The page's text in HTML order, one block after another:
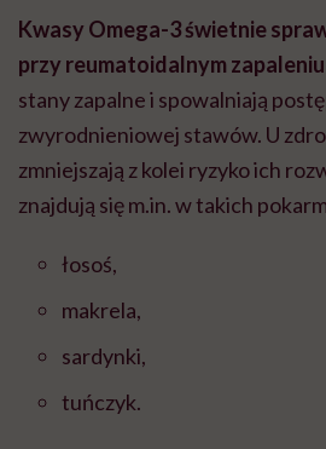
Kwasy Omega-3 świetnie
przy reumatoidalnym
stany zapalne i spowalniają
zwyrodnieniowej stawów. U
zmniejszają z kolei ryzyko ich
znajdują się m.in. w takich
łosoś,
makrela,
sardynki,
tuńczyk.